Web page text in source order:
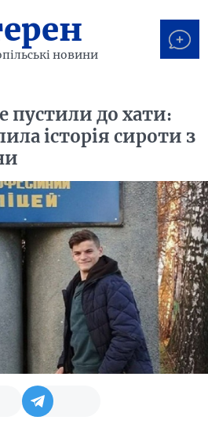
новини
пустили до хати:
історія сироти з